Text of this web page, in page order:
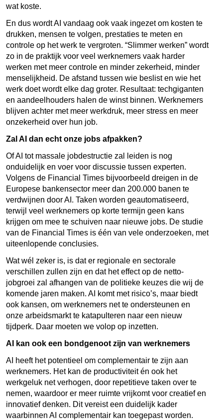
wat koste.
En dus wordt AI vandaag ook vaak ingezet om kosten te
drukken, mensen te volgen, prestaties te meten en
controle op het werk te vergroten. “Slimmer werken” wordt
zo in de praktijk voor veel werknemers vaak harder
werken met meer controle en minder zekerheid, minder
menselijkheid. De afstand tussen wie beslist en wie het
werk doet wordt elke dag groter. Resultaat: techgiganten
en aandeelhouders halen de winst binnen. Werknemers
blijven achter met meer werkdruk, meer stress en meer
onzekerheid over hun job.
Zal AI dan echt onze jobs afpakken?
Of AI tot massale jobdestructie zal leiden is nog
onduidelijk en voer voor discussie tussen experten.
Volgens de Financial Times bijvoorbeeld dreigen in de
Europese bankensector meer dan 200.000 banen te
verdwijnen door AI. Taken worden geautomatiseerd,
terwijl veel werknemers op korte termijn geen kans
krijgen om mee te schuiven naar nieuwe jobs. De studie
van de Financial Times is één van vele onderzoeken, met
uiteenlopende conclusies.
Wat wél zeker is, is dat er regionale en sectorale
verschillen zullen zijn en dat het effect op de netto-
jobgroei zal afhangen van de politieke keuzes die wij de
komende jaren maken. AI komt met risico’s, maar biedt
ook kansen, om werknemers net te ondersteunen en
onze arbeidsmarkt te katapulteren naar een nieuw
tijdperk. Daar moeten we volop op inzetten.
AI kan ook een bondgenoot zijn van werknemers
AI heeft het potentieel om complementair te zijn aan
werknemers. Het kan de productiviteit én ook het
werkgeluk net verhogen, door repetitieve taken over te
nemen, waardoor er meer ruimte vrijkomt voor creatief en
innovatief denken. Dit vereist een duidelijk kader
waarbinnen AI complementair kan toegepast worden.